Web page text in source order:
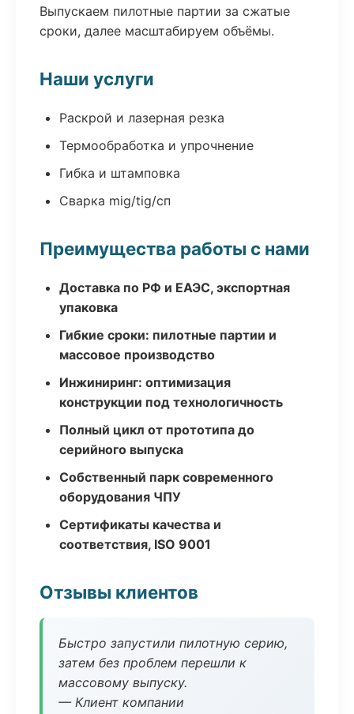
Выпускаем пилотные партии за сжатые
сроки, далее масштабируем объёмы.
Наши услуги
Раскрой и лазерная резка
Термообработка и упрочнение
Гибка и штамповка
Сварка mig/tig/сп
Преимущества работы с нами
Доставка по РФ и ЕАЭС, экспортная
упаковка
Гибкие сроки: пилотные партии и
массовое производство
Инжиниринг: оптимизация
конструкции под технологичность
Полный цикл от прототипа до
серийного выпуска
Собственный парк современного
оборудования ЧПУ
Сертификаты качества и
соответствия, ISO 9001
Отзывы клиентов
Быстро запустили пилотную серию,
затем без проблем перешли к
массовому выпуску.
— Клиент компании